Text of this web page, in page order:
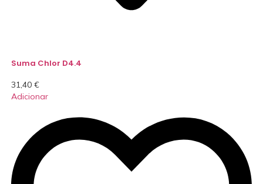
Suma Chlor D4.4
31,40 €
Adicionar